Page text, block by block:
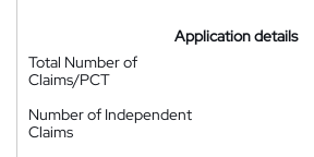
Application details
Total Number of
Claims/PCT
Number of Independent
Claims